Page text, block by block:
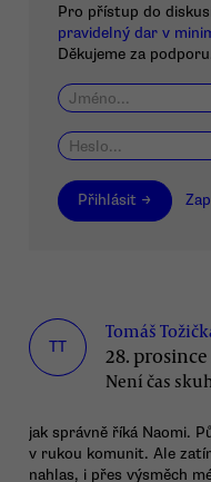
Pro přístup do
pravidelný dar v
Děkujeme za
Přihlásit →
TT
Tomáš
28. prosince
Není čas
jak správně říká Naomi.
v rukou komunit. Ale
nahlas, i přes výsměch